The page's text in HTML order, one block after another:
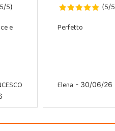
/5)
e
(5/5
Perfetto
Elena - 30/06/26